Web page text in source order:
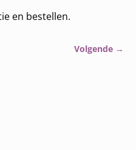
en bestellen.
Volgende →